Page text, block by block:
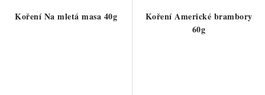
Koření Na mletá masa 40g
Koření Americké brambory
60g